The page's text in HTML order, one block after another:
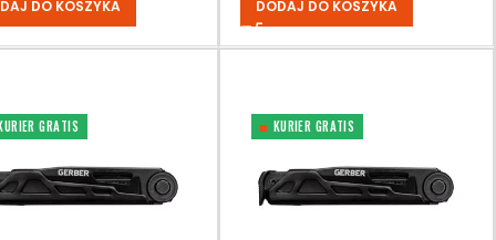
DO KOSZYKA DODAJ DO KOSZYKA
GRATIS KURIER GRATIS